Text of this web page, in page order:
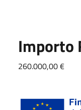
Importo
260.000,00 €